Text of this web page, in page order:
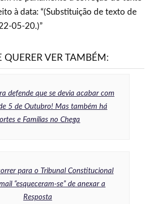
à data: “(Substituição de texto de
05-20.)”
QUERER VER TAMBÉM:
defende que se devia acabar com
5 de Outubro! Mas também há
e Famílias no Chega
para o Tribunal Constitucional
“esqueceram-se” de anexar a
Resposta